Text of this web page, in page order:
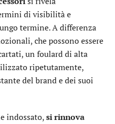
di visibilità e
termine. A differenza
che possono essere
un foulard di alta
ripetutamente,
del brand e dei suoi
indossato,si rinnova